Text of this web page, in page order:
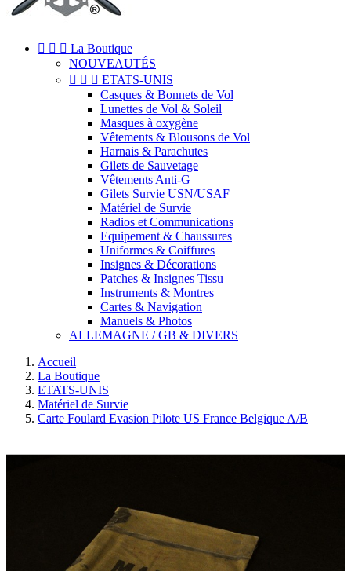
   La Boutique
NOUVEAUTÉS
   ETATS-UNIS
Casques & Bonnets de Vol
Lunettes de Vol & Soleil
Masques à oxygène
Vêtements & Blousons de Vol
Harnais & Parachutes
Gilets de Sauvetage
Vêtements Anti-G
Gilets Survie USN/USAF
Matériel de Survie
Radios et Communications
Equipement & Chaussures
Uniformes & Coiffures
Insignes & Décorations
Patches & Insignes Tissu
Instruments & Montres
Cartes & Navigation
Manuels & Photos
ALLEMAGNE / GB & DIVERS
Accueil
La Boutique
ETATS-UNIS
Matériel de Survie
Carte Foulard Evasion Pilote US France Belgique A/B